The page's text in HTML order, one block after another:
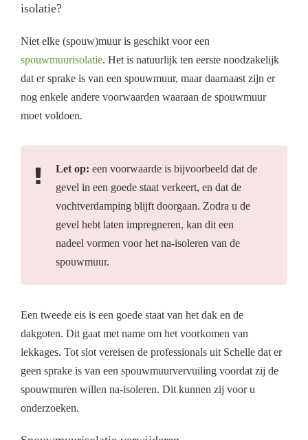
isolatie?
Niet elke (spouw)muur is geschikt voor een
spouwmuurisolatie. Het is natuurlijk ten eerste noodzakelijk
dat er sprake is van een spouwmuur, maar daarnaast zijn er
nog enkele andere voorwaarden waaraan de spouwmuur
moet voldoen.
Let op: een voorwaarde is bijvoorbeeld dat de
gevel in een goede staat verkeert, en dat de
vochtverdamping blijft doorgaan. Zodra u de
gevel hebt laten impregneren, kan dit een
nadeel vormen voor het na-isoleren van de
spouwmuur.
Een tweede eis is een goede staat van het dak en de
dakgoten. Dit gaat met name om het voorkomen van
lekkages. Tot slot vereisen de professionals uit Schelle dat er
geen sprake is van een spouwmuurvervuiling voordat zij de
spouwmuren willen na-isoleren. Dit kunnen zij voor u
onderzoeken.